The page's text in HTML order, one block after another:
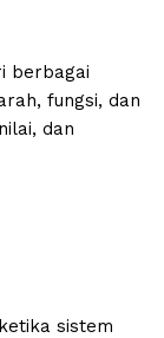
berbagai
fungsi, dan
dan
sistem